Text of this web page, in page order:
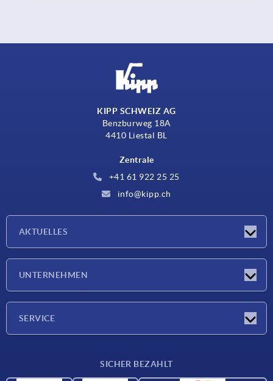
KIPP SCHWEIZ AG
Benzburweg 18A
4410 Liestal BL
Zentrale
+41 61 922 25 25
info@kipp.ch
AKTUELLES
UNTERNEHMEN
SERVICE
SICHER BEZAHLT